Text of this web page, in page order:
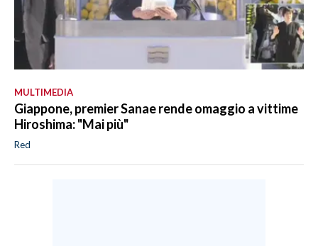
MULTIMEDIA
Giappone, premier Sanae rende omaggio a vittime
Hiroshima: "Mai più"
Red